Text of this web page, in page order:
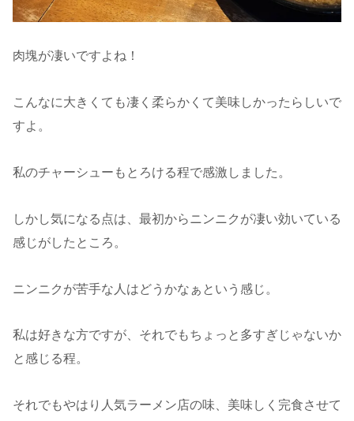
肉塊が凄いですよね！
こんなに大きくても凄く柔らかくて美味しかったらしいで
すよ。
私のチャーシューもとろける程で感激しました。
しかし気になる点は、最初からニンニクが凄い効いている
感じがしたところ。
ニンニクが苦手な人はどうかなぁという感じ。
私は好きな方ですが、それでもちょっと多すぎじゃないか
と感じる程。
それでもやはり人気ラーメン店の味、美味しく完食させて